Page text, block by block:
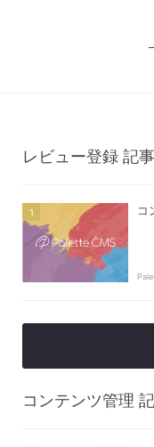
レビュー登録 記
コ
コンテンツ管理